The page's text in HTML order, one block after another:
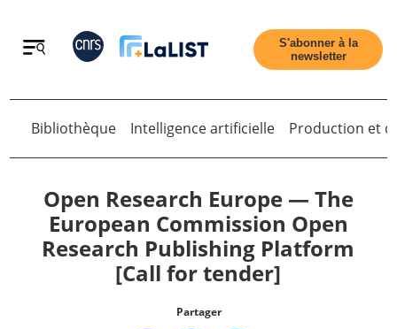
Retour
Accueil
S'abonner à la
newsletter
Retour
Bibliothèque Intelligence artificielle Production et
Open Research Europe — The
European Commission Open
Research Publishing Platform
[Call for tender]
Partager